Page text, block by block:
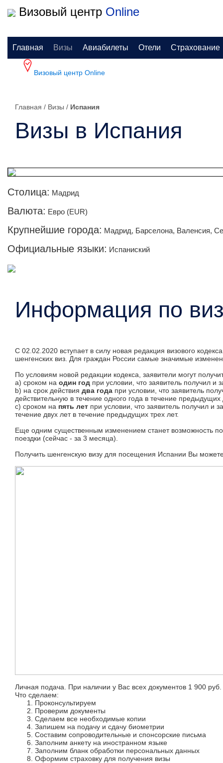
Визовый центр Online
Главная Визы Авиабилеты Отели Страхование
Визовый центр Online
Главная / Визы / Испания
Визы в Испания
Столица: Мадрид
Валюта: Евро (EUR)
Крупнейшие города: Мадрид, Барселона, Валенсия,
Официальные языки: Испаниский
Информация по
C 02.02.2020 вступает в силу новая редакция визового
шенгенских виз. Для граждан России самые значимые
По условиям новой редакции кодекса, заявители могут
а) сроком на один год при условии, что заявитель получил и
b) на срок действия два года при условии, что заявитель
действительную в течение одного года в течение предыдущих
с) сроком на пять лет при условии, что заявитель получил и
течение двух лет в течение предыдущих трех лет.
Еще одним существенным изменением станет возможность
поездки (сейчас - за 3 месяца).
Получить шенгенскую визу для посещения Испании Вы
Личная подача. При наличии у Вас всех документов 1 900 руб.
Что сделаем:
Проконсультируем
Проверим документы
Сделаем все необходимые копии
Запишем на подачу и сдачу биометрии
Составим сопроводительные и спонсорские письма
Заполним анкету на иностранном языке
Заполним бланк обработки персональных данных
Оформим страховку для получения визы